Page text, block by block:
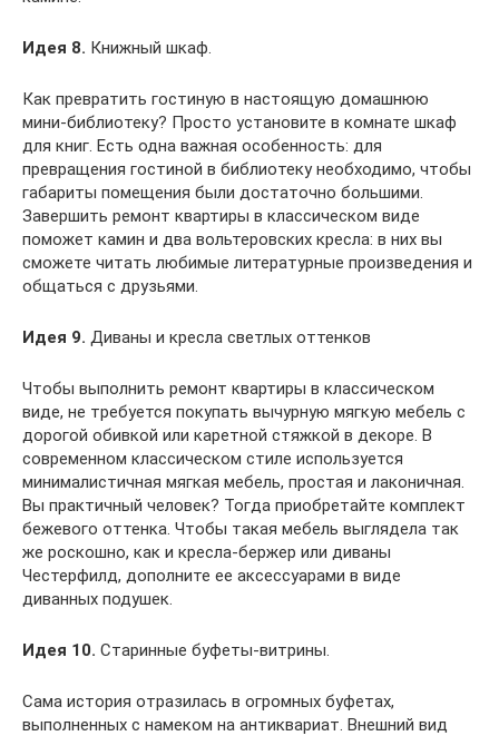
Идея 8. Книжный шкаф.
Как превратить гостиную в настоящую домашнюю
мини-библиотеку? Просто установите в комнате шкаф
для книг. Есть одна важная особенность: для
превращения гостиной в библиотеку необходимо, чтобы
габариты помещения были достаточно большими.
Завершить ремонт квартиры в классическом виде
поможет камин и два вольтеровских кресла: в них вы
сможете читать любимые литературные произведения и
общаться с друзьями.
Идея 9. Диваны и кресла светлых оттенков
Чтобы выполнить ремонт квартиры в классическом
виде, не требуется покупать вычурную мягкую мебель с
дорогой обивкой или каретной стяжкой в декоре. В
современном классическом стиле используется
минималистичная мягкая мебель, простая и лаконичная.
Вы практичный человек? Тогда приобретайте комплект
бежевого оттенка. Чтобы такая мебель выглядела так
же роскошно, как и кресла-бержер или диваны
Честерфилд, дополните ее аксессуарами в виде
диванных подушек.
Идея 10. Старинные буфеты-витрины.
Сама история отразилась в огромных буфетах,
выполненных с намеком на антиквариат. Внешний вид